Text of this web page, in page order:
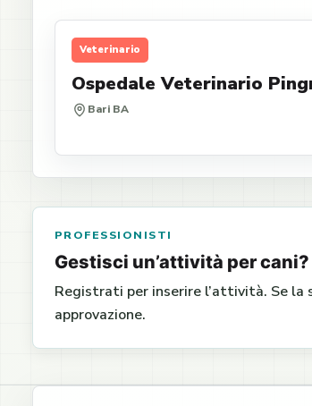
Veterinario
Ospedale Veterinario
Bari BA
PROFESSIONISTI
Gestisci un’attività per cani?
Registrati per inserire l’attività. Se la
approvazione.